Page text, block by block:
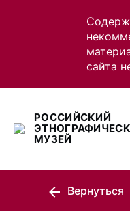
сайта
РОССИЙСКИЙ
МУЗЕЙ
Вернуться